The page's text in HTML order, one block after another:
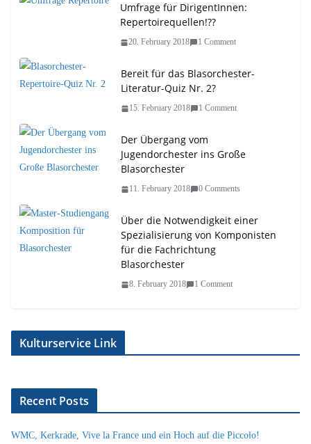
Umfrage für DirigentInnen:
Repertoirequellen!??
20. February 2018 1 Comment
Bereit für das Blasorchester-
Literatur-Quiz Nr. 2?
15. February 2018 1 Comment
Der Übergang vom
Jugendorchester ins Große
Blasorchester
11. February 2018 0 Comments
Über die Notwendigkeit einer
Spezialisierung von Komponisten
für die Fachrichtung
Blasorchester
8. February 2018 1 Comment
Kulturservice Link
Recent Posts
WMC, Kerkrade, Vive la France und ein Hoch auf die Piccolo!